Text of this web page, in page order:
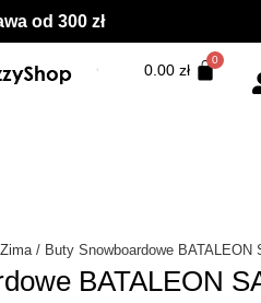
od 300 zł
0.00zł
Zima/ Buty Snowboardowe BATALEON
BATALEON